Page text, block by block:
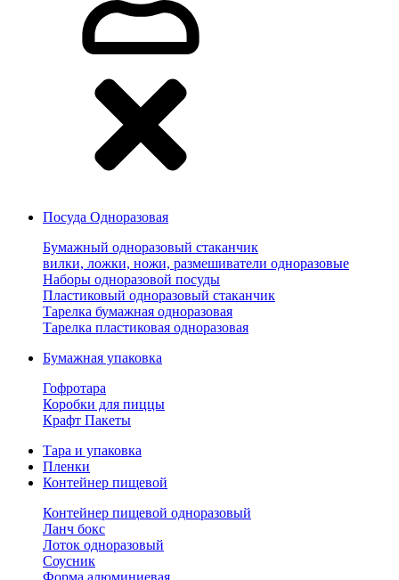
Посуда Одноразовая
Бумажный одноразовый стаканчик
вилки, ложки, ножи, размешиватели одноразовые
Наборы одноразовой посуды
Пластиковый одноразовый стаканчик
Тарелка бумажная одноразовая
Тарелка пластиковая одноразовая
Бумажная упаковка
Гофротара
Коробки для пиццы
Крафт Пакеты
Тара и упаковка
Пленки
Контейнер пищевой
Контейнер пищевой одноразовый
Ланч бокс
Лоток одноразовый
Соусник
Форма алюминиевая